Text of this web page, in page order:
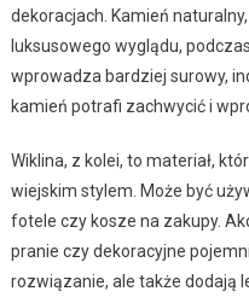
dekoracjach. Kamień
luksusowego wyglądu,
wprowadza bardziej surowy,
kamień potrafi zachwycić i
Wiklina, z kolei, to materiał,
wiejskim stylem. Może być
fotele czy kosze na zakupy.
pranie czy dekoracyjne
rozwiązanie, ale także dodają